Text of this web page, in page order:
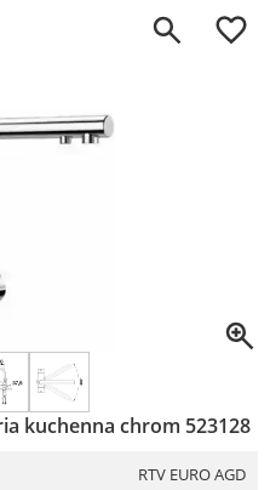
0
kuchenna chrom 523128
RTV EURO AGD